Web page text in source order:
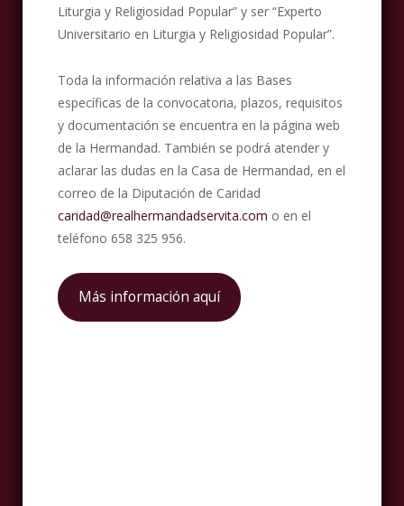
Liturgia y Religiosidad Popular” y ser “Experto
Universitario en Liturgia y Religiosidad Popular”.
Toda la información relativa a las Bases
específicas de la convocatoria, plazos, requisitos
y documentación se encuentra en la página web
de la Hermandad. También se podrá atender y
aclarar las dudas en la Casa de Hermandad, en el
correo de la Diputación de Caridad
caridad@realhermandadservita.com o en el
teléfono 658 325 956.
Más información aquí